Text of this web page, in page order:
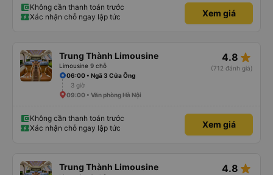
Không cần thanh toán trước
Xác nhận chỗ ngay lập tức
Xem giá
Trung Thành Limousine
Limousine 9 chỗ
4.8 star_rate
(712 đánh giá)
06:00 • Ngã 3 Cửa Ông
3 giờ
09:00 • Văn phòng Hà Nội
Không cần thanh toán trước
Xác nhận chỗ ngay lập tức
Xem giá
Trung Thành Limousine 4.8 star_rate